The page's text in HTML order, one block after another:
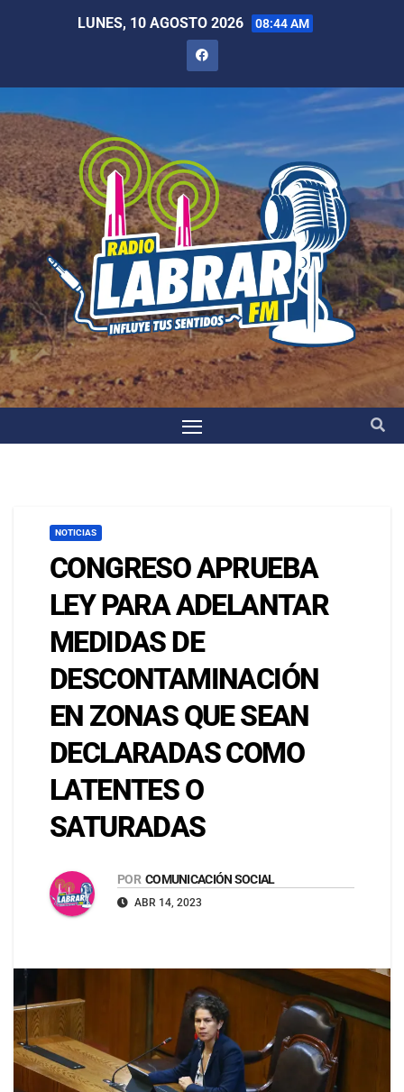
LUNES, 10 AGOSTO 2026 08:44 AM
NOTICIAS
CONGRESO APRUEBA
LEY PARA ADELANTAR
MEDIDAS DE
DESCONTAMINACIÓN
EN ZONAS QUE SEAN
DECLARADAS COMO
LATENTES O
SATURADAS
POR COMUNICACIÓN SOCIAL
ABR 14, 2023